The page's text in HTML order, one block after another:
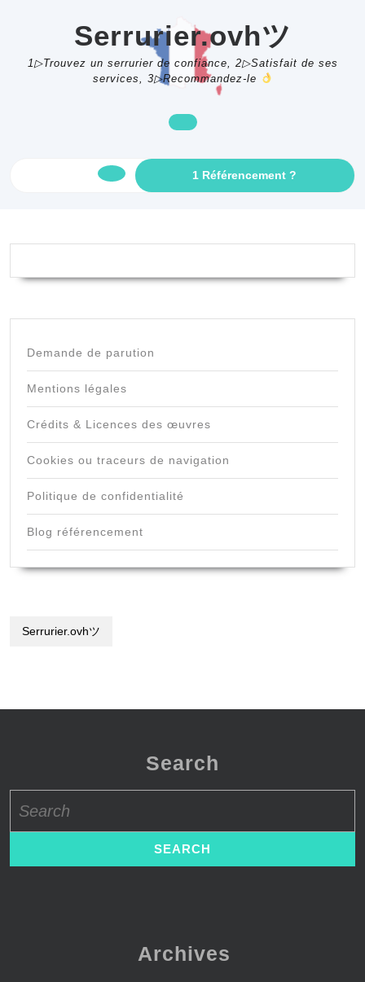
Serrurier.ovhツ
1▷Trouvez un serrurier de confiance, 2▷Satisfait de ses
services, 3▷Recommandez-le
Open
1 Référencement ?
AN
Demande de parution
Mentions légales
Crédits & Licences des œuvres
Cookies ou traceurs de navigation
Politique de confidentialité
Blog référencement
Serrurier.ovhツ
Search
for:
Archives